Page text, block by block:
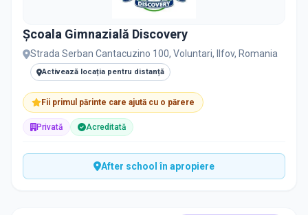
Școala Gimnazială Discovery
Strada Serban Cantacuzino 100, Voluntari, Ilfov, Romania
Activează locația pentru distanță
Fii primul părinte care ajută cu o părere
Privată Acreditată
After school în apropiere